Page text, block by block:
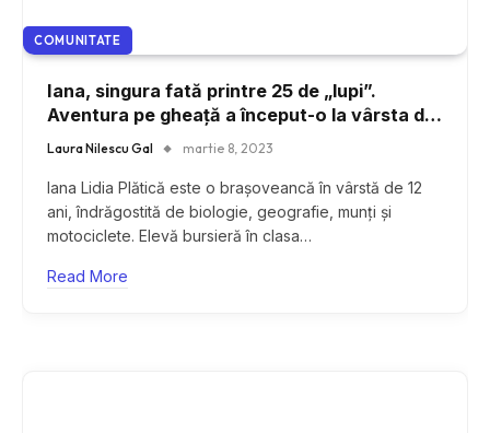
COMUNITATE
Iana, singura fată printre 25 de „lupi”.
Aventura pe gheață a început-o la vârsta de
6 ani
Laura Nilescu Gal martie 8, 2023
Iana Lidia Plătică este o brașoveancă în vârstă de 12
ani, îndrăgostită de biologie, geografie, munți și
motociclete. Elevă bursieră în clasa…
Read More